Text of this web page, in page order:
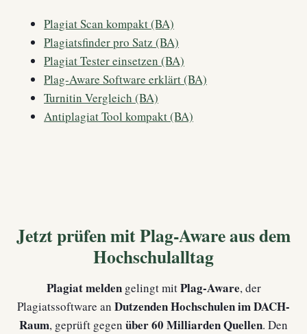
Plagiat Scan kompakt (BA)
Plagiatsfinder pro Satz (BA)
Plagiat Tester einsetzen (BA)
Plag-Aware Software erklärt (BA)
Turnitin Vergleich (BA)
Antiplagiat Tool kompakt (BA)
Jetzt prüfen mit Plag-Aware aus dem
Hochschulalltag
Plagiat meldengelingt mitPlag-Aware, der
Plagiatssoftware an Dutzenden Hochschulen im DACH-
Raum, geprüft gegen über 60 Milliarden Quellen. Den